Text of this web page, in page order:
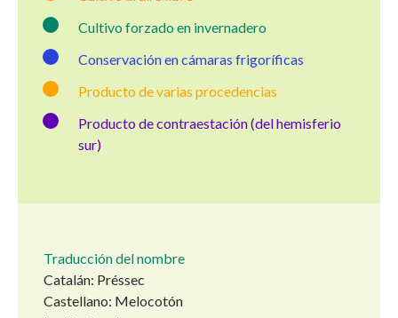
Cultivo forzado en invernadero
Conservación en cámaras frigoríficas
Producto de varias procedencias
Producto de contraestación (del hemisferio
sur)
Traducción del nombre
Catalán: Préssec
Castellano: Melocotón